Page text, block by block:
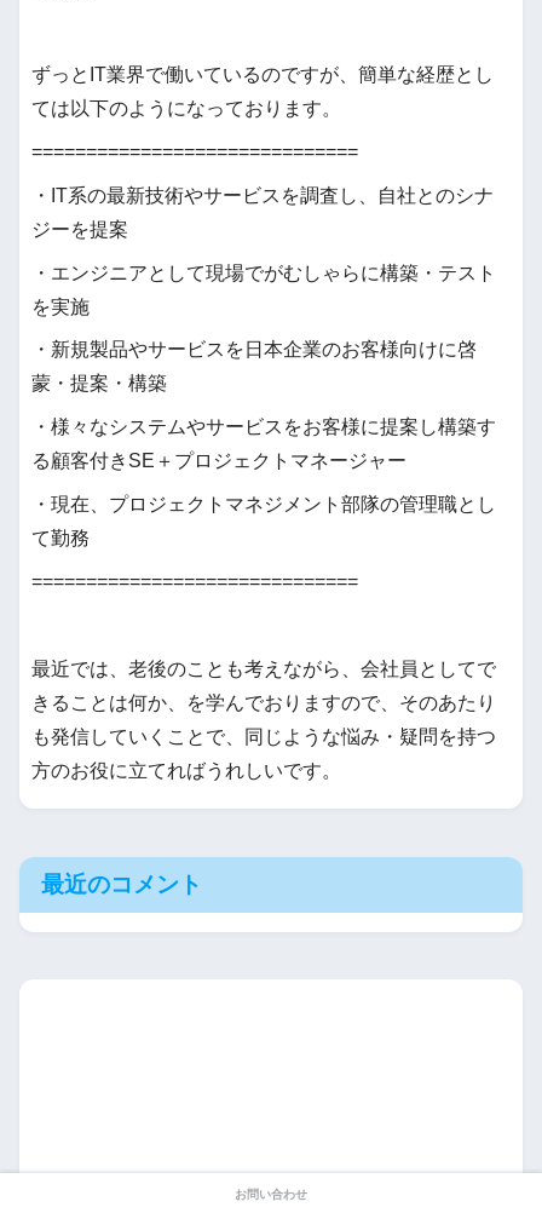
ずっとIT業界で働いているのですが、簡単な経歴とし
ては以下のようになっております。
==============================
・IT系の最新技術やサービスを調査し、自社とのシナ
ジーを提案
・エンジニアとして現場でがむしゃらに構築・テスト
を実施
・新規製品やサービスを日本企業のお客様向けに啓
蒙・提案・構築
・様々なシステムやサービスをお客様に提案し構築す
る顧客付きSE＋プロジェクトマネージャー
・現在、プロジェクトマネジメント部隊の管理職とし
て勤務
==============================
最近では、老後のことも考えながら、会社員としてで
きることは何か、を学んでおりますので、そのあたり
も発信していくことで、同じような悩み・疑問を持つ
方のお役に立てればうれしいです。
最近のコメント
お問い合わせ